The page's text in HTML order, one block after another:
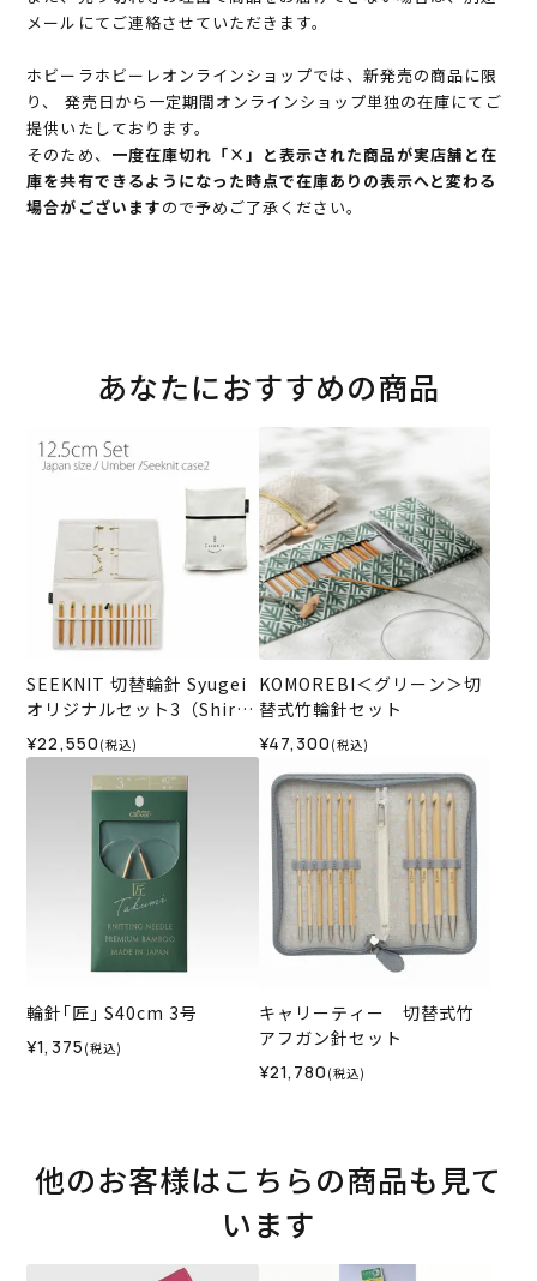
メールにてご連絡させていただきます。
ホビーラホビーレオンラインショップでは、新発売の商品に限
り、 発売日から一定期間オンラインショップ単独の在庫にてご
提供いたしております。
そのため、 一度在庫切れ「×」と表示された商品が実店舗と在
庫を共有できるようになった時点で在庫ありの表示へと変わる
場合がございますので予めご了承ください。
あなたにおすすめの商品
SEEKNIT 切替輪針 Syugei
オリジナルセット3（Shirot
ake）
¥22,550 (税込)
KOMOREBI＜グリーン＞切
替式竹輪針セット
¥47,300 (税込)
輪針｢匠｣ S40cm 3号
¥1,375 (税込)
キャリーティー 切替式竹
アフガン針セット
¥21,780 (税込)
他のお客様はこちらの商品も見て
います